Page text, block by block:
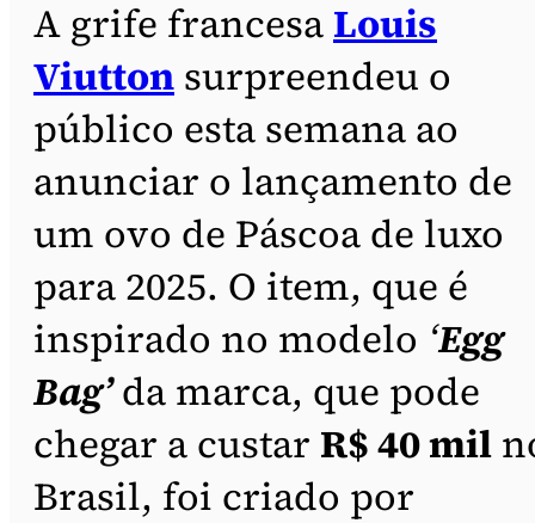
A grife francesa Louis
Viutton surpreendeu o
público esta semana ao
anunciar o lançamento de
um ovo de Páscoa de luxo
para 2025. O item, que é
inspirado no modelo ‘Egg
Bag’da marca, que pode
chegar a custar R$ 40 mil
Brasil, foi criado por